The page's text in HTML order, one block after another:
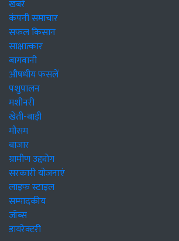
खबरें
कंपनी समाचार
सफल किसान
साक्षात्कार
बागवानी
औषधीय फसलें
पशुपालन
मशीनरी
खेती-बाड़ी
मौसम
बाजार
ग्रामीण उद्द्योग
सरकारी योजनाएं
लाइफ स्टाइल
सम्पादकीय
जॉब्स
डायरेक्टरी